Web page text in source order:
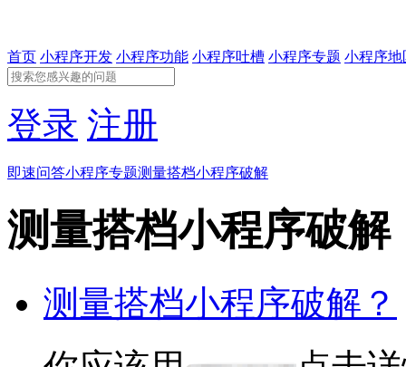
首页 小程序开发 小程序功能 小程序吐槽 小程序专题 小程序地
登录 注册
即速问答小程序专题测量搭档小程序破解
测量搭档小程序破解
测量搭档小程序破解？